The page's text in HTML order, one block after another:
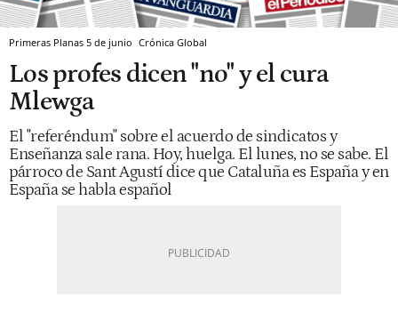
Primeras Planas 5 de junio Crónica Global
Los profes dicen "no" y el cura
Mlewga
El "referéndum" sobre el acuerdo de sindicatos y
Enseñanza sale rana. Hoy, huelga. El lunes, no se sabe. El
párroco de Sant Agustí dice que Cataluña es España y en
España se habla español